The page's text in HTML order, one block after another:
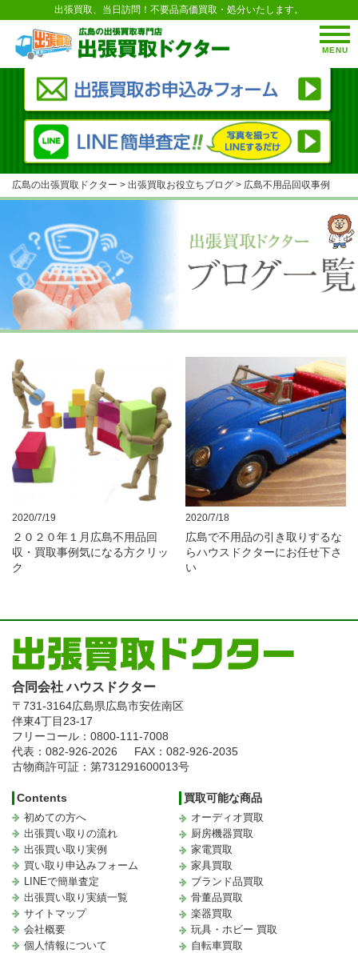
MENU
出張買取、当日訪問！不要品高価買取・処分いたします。
広島の出張買取ドクター > 出張買取お役立ちブログ > 広島不用品回収事例
2020/7/19
２０２０年１月広島不用品回
収・買取事例気になる方クリッ
ク
2020/7/18
広島で不用品の引き取りするな
らハウスドクターにお任せ下さ
い
合同会社 ハウスドクター
〒731-3164広島県広島市安佐南区
伴東4丁目23-17
フリーコール：0800-111-7008
代表：082-926-2026
FAX：082-926-2035
古物商許可証：第731291600013号
Contents
初めての方へ
出張買い取りの流れ
出張買い取り実例
買い取り申込みフォーム
LINEで簡単査定
出張買い取り実績一覧
サイトマップ
会社概要
個人情報について
買取可能な商品
オーディオ買取
厨房機器買取
家電買取
家具買取
ブランド品買取
骨董品買取
楽器買取
玩具・ホビー 買取
自転車買取